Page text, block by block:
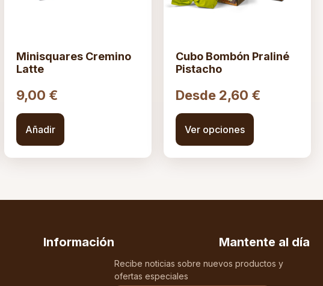
Minisquares Cremino
Latte
9,00 €
Añadir
Cubo Bombón Praliné
Pistacho
Desde 2,60 €
Ver opciones
Información Mantente al día
Recibe noticias sobre nuevos productos y
ofertas especiales